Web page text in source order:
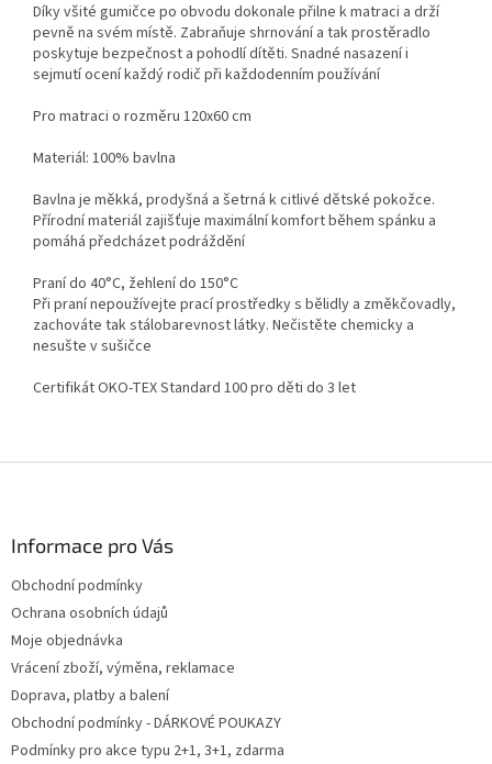
Díky všité gumičce po obvodu dokonale přilne k matraci a drží
pevně na svém místě. Zabraňuje shrnování a tak prostěradlo
poskytuje bezpečnost a pohodlí dítěti. Snadné nasazení i
sejmutí ocení každý rodič při každodenním používání
Pro matraci o rozměru 120x60 cm
Materiál: 100% bavlna
Bavlna je měkká, prodyšná a šetrná k citlivé dětské pokožce.
Přírodní materiál zajišťuje maximální komfort během spánku a
pomáhá předcházet podráždění
Praní do 40°C, žehlení do 150°C
Při praní nepoužívejte prací prostředky s bělidly a změkčovadly,
zachováte tak stálobarevnost látky. Nečistěte chemicky a
nesušte v sušičce
Certifikát OKO-TEX Standard 100 pro děti do 3 let
Informace pro Vás
Obchodní podmínky
Ochrana osobních údajů
Moje objednávka
Vrácení zboží, výměna, reklamace
Doprava, platby a balení
Obchodní podmínky - DÁRKOVÉ POUKAZY
Podmínky pro akce typu 2+1, 3+1, zdarma